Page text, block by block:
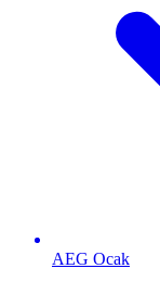
AEG Ocak